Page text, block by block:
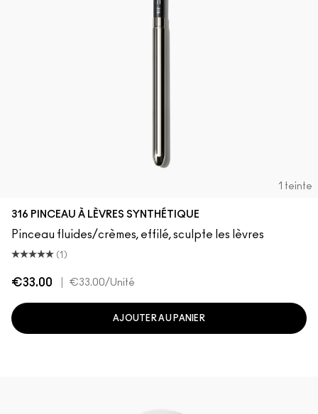
1 teinte
316 PINCEAU À LÈVRES SYNTHÉTIQUE
Pinceau fluides/crèmes, effilé, sculpte les lèvres
(1)
€33.00 €33.00/Unité
AJOUTER AU PANIER